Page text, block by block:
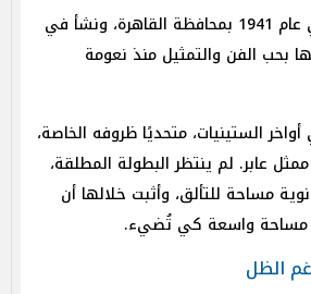
ولد سعيد طرابيك في عام 1941 بمحافظة القاهرة، ونشأ في
بحب الفن والتمثيل منذ نعومة
الستينيات، متحديًا ظروفه الخاصة،
عابر. لم ينتظر البطولة المطلقة،
مساحة للتألق، وأثبت خلالها أن
مساحة واسعة كي تُضيء.
الظل